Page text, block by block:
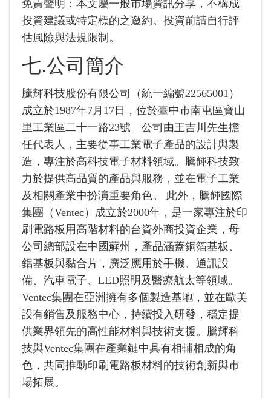
免責聲明：本文屬一般市場資訊分享，不構成
投資建議或特定標的之邀約。投資前請自行評
估風險與法規限制。
七.公司簡介
騰輝科技股份有限公司（統一編號22565001）
成立於1987年7月17日，位於臺中市南屯區寶山
里工業區二十一路23號。公司由王吉川先生擔
任代表人，主要從事工業電子產品的設計與製
造，專注於高科技電子材料領域。騰輝科技致
力於提供高品質的產品與服務，並在電子工業
及相關產業中扮演重要角色。 此外，騰輝國際
集團（Ventec）成立於2000年，是一家專注於印
刷電路板用高階材料的台資外商投資企業，母
公司總部設在中國蘇州，產品涵蓋銅箔基板、
鋁基板與黏合片，廣泛應用於手機、通訊設
備、汽車電子、LED照明及醫療航太等領域。
Ventec集團在亞洲擁有多個製造基地，並在歐美
設有銷售及服務中心，持續投入研發，穩定提
供業界領先的高性能材料與技術支援。騰輝科
技與Ventec集團在產業鏈中具有相輔相成的角
色，共同推動印刷電路板材料的技術創新與市
場拓展。